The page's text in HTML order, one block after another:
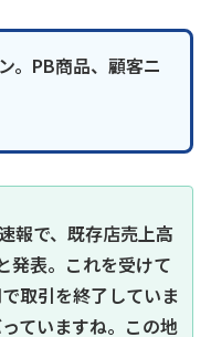
。PB商品、顧客ニ
報で、既存店売上高
発表。これを受けて
取引を終了していま
ていますね。この地